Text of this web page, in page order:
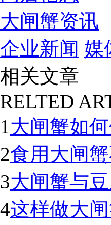
大闸蟹资讯
企业新闻 媒
相关文章
RELTED
1大闸蟹如
2食用大闸
3大闸蟹与
4这样做大